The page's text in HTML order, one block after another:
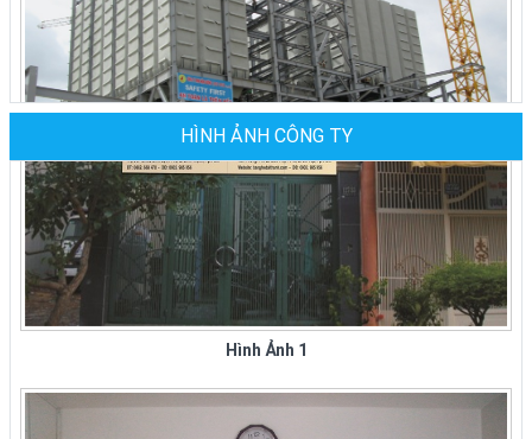
BÀN GHẾ NHÀ HÀNG TIỆC CƯỚI GIÁ TẠI
XƯỞNG CÔNG TY ĐẠI THÀNH Ở TPHCM
Công ty Đại Thành chuyên sản xuất, mua, bán
các loại bàn ghế nhà hàng tiệc cưới tại tphcm và
các tỉnh thành...
CÔNG TY ĐẠI THÀNH CUNG CẤP BÀN GHẾ
INOX ĐẾN TẬN NHÀ TẠI CÁC QUẬN,
HUYỆN Ở TPHCM
Công ty inox Đại Thành chuyên sản xuất, mua,
bán các loại bàn ghế inox, ghế xếp văn phòng
inox tại các quận huyện ở thành...
Bán Bàn Ghế Inox 304 Xếp Tại Quận 1 -
Nhà Máy Thức Ăn Gia Súc - CP Bình Định
HÌNH ẢNH CÔNG TY
Hình Ảnh 1